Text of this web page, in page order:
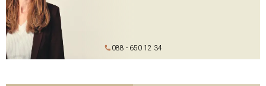
088 - 650 12 34